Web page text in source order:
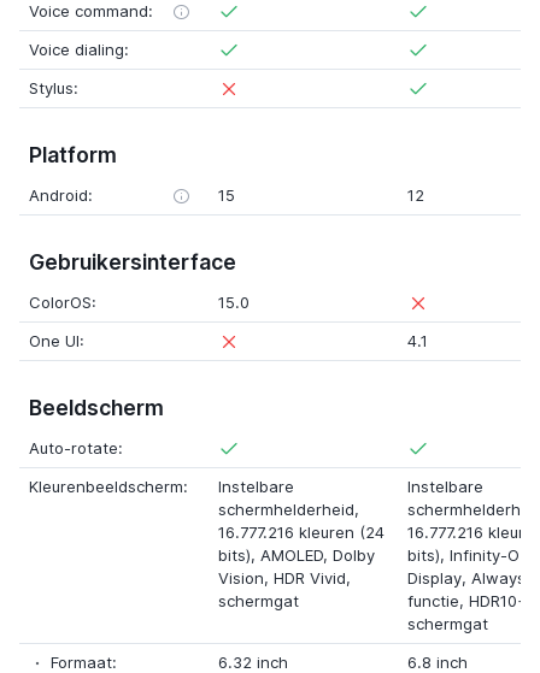
Voice command:
Voice dialing:
Stylus:
Platform
Android: 15 12
Gebruikersinterface
ColorOS:
15.0
One UI:
4.1
Beeldscherm
Auto-rotate:
Kleurenbeeldscherm:
Instelbare
schermhelderheid,
16.777.216 kleuren (24
bits), AMOLED, Dolby
Vision, HDR Vivid,
schermgat
Instelbare
16.777.216
bits), Infinity-O
Display, Always
functie, HDR10+
schermgat
Formaat:
6.32 inch
6.8 inch